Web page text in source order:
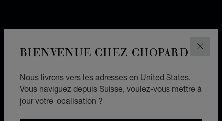
BIENVENUE CHEZ CHOPARD
Nous livrons vers les adresses en United States.
Vous naviguez depuis Suisse, voulez-vous mettre à
jour votre localisation ?